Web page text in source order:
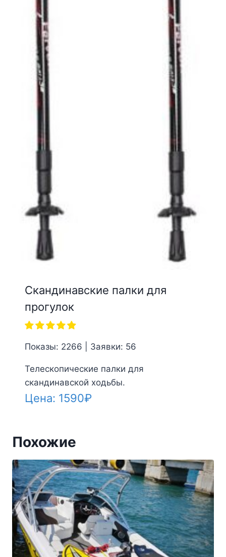
Скандинавские палки для
прогулок
Показы: 2266 | Заявки: 56
Телескопические палки для
скандинавской ходьбы.
Цена: 1590₽
Похожие